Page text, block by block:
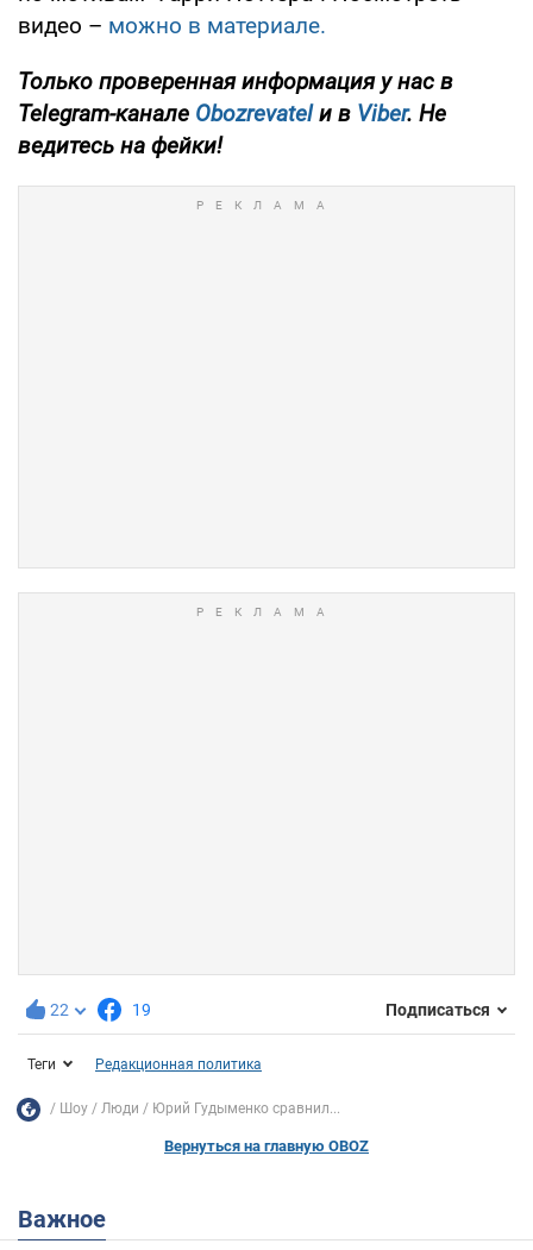
видео – можно в материале.
Только проверенная информация у нас в
Telegram-канале Obozrevatelи в Viber. Не
ведитесь на фейки!
22 19 Подписаться
Теги Редакционная политика
Шоу Люди Юрий Гудыменко сравнил...
Вернуться на главную OBOZ
Важное